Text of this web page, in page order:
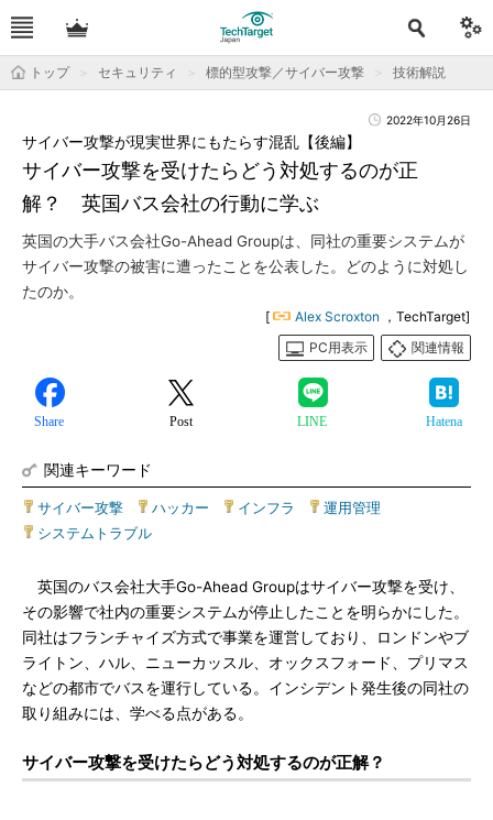
トップ セキュリティ 標的型攻撃／サイバー攻撃 技術解説
2022年10月26日
サイバー攻撃を受けたらどう対処するのが正
解？ 英国バス会社の行動に学ぶ
サイバー攻撃が現実世界にもたらす混乱【後編】
英国の大手バス会社Go-Ahead Groupは、同社の重要システムが
サイバー攻撃の被害に遭ったことを公表した。どのように対処し
たのか。
[ Alex Scroxton ，TechTarget]
PC用表示
関連情報
Share Post LINE Hatena
関連キーワード
サイバー攻撃 ハッカー インフラ 運用管理
システムトラブル
英国のバス会社大手Go-Ahead Groupはサイバー攻撃を受け、
その影響で社内の重要システムが停止したことを明らかにした。
同社はフランチャイズ方式で事業を運営しており、ロンドンやブ
ライトン、ハル、ニューカッスル、オックスフォード、プリマス
などの都市でバスを運行している。インシデント発生後の同社の
取り組みには、学べる点がある。
サイバー攻撃を受けたらどう対処するのが正解？